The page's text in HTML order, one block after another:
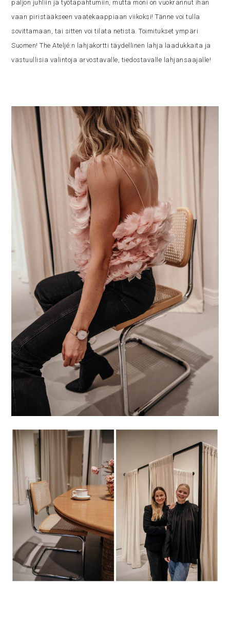
paljon juhliin ja työtapahtumiin, mutta moni on vuokrannut ihan
vaan piristääkseen vaatekaappiaan viikoksi! Tänne voi tulla
sovittamaan, tai sitten voi tilata netistä. Toimitukset ympäri
Suomen! The Ateljé:n lahjakortti täydellinen lahja laadukkaita ja
vastuullisia valintoja arvostavalle, tiedostavalle lahjansaajalle!